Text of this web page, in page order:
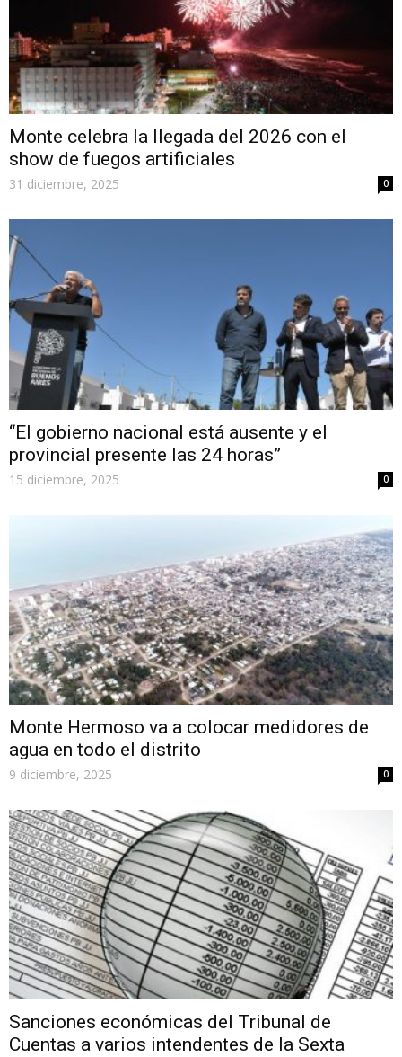
Monte celebra la llegada del 2026 con el
show de fuegos artificiales
31 diciembre, 2025 0
“El gobierno nacional está ausente y el
provincial presente las 24 horas”
15 diciembre, 2025 0
Monte Hermoso va a colocar medidores de
agua en todo el distrito
9 diciembre, 2025 0
Sanciones económicas del Tribunal de
Cuentas a varios intendentes de la Sexta